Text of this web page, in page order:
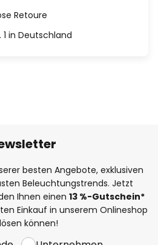
Retoure
1 in Deutschland
besten Angebote, exklusiven
Beleuchtungstrends. Jetzt
Ihnen einen 13 %-Gutschein*
Einkauf in unserem Onlineshop
können!